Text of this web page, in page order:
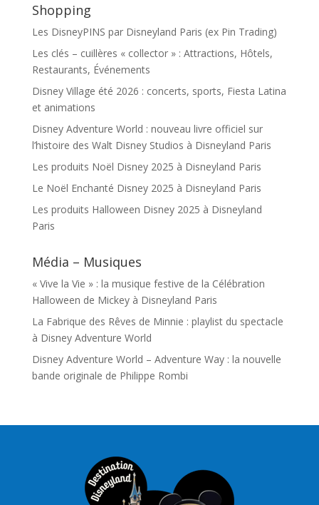
Shopping
Les DisneyPINS par Disneyland Paris (ex Pin Trading)
Les clés – cuillères « collector » : Attractions, Hôtels,
Restaurants, Événements
Disney Village été 2026 : concerts, sports, Fiesta Latina
et animations
Disney Adventure World : nouveau livre officiel sur
l’histoire des Walt Disney Studios à Disneyland Paris
Les produits Noël Disney 2025 à Disneyland Paris
Le Noël Enchanté Disney 2025 à Disneyland Paris
Les produits Halloween Disney 2025 à Disneyland
Paris
Média – Musiques
« Vive la Vie » : la musique festive de la Célébration
Halloween de Mickey à Disneyland Paris
La Fabrique des Rêves de Minnie : playlist du spectacle
à Disney Adventure World
Disney Adventure World – Adventure Way : la nouvelle
bande originale de Philippe Rombi